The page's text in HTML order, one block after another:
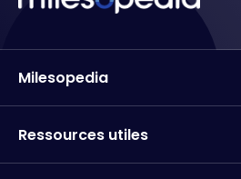
Milesopedia
Ressources utiles